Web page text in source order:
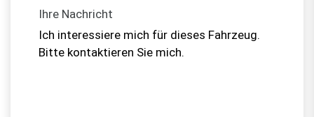
Ihre Nachricht